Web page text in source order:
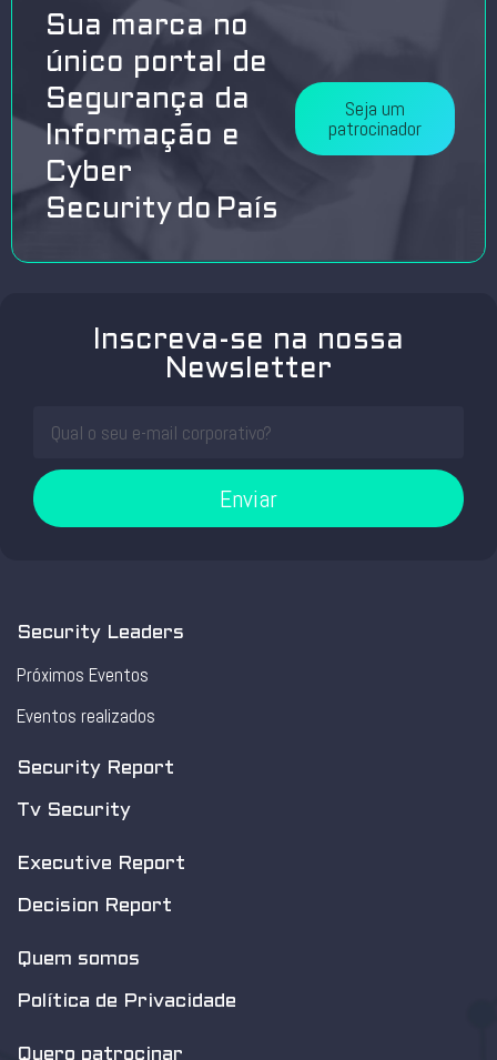
Sua marca no
único portal de
Segurança da
Informação e
Cyber
Security do País
Seja um
patrocinador
Inscreva-se na nossa
Newsletter
Enviar
Security Leaders
Próximos Eventos
Eventos realizados
Security Report
Tv Security
Executive Report
Decision Report
Quem somos
Política de Privacidade
Quero patrocinar